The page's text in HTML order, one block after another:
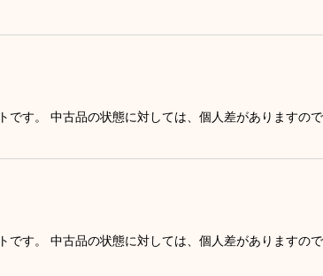
す。 中古品の状態に対しては、個人差があります
す。 中古品の状態に対しては、個人差があります